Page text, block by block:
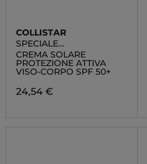
COLLISTAR
SPECIALE
ABBRONZATURA
PERFETTA
CREMA SOLARE
PROTEZIONE ATTIVA
VISO-CORPO SPF 50+
24,54 €